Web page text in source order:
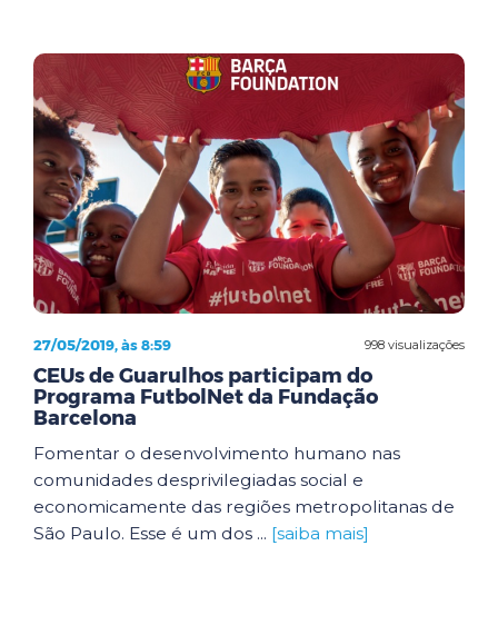
998 visualizações
27/05/2019, às 8:59
CEUs de Guarulhos participam do
Programa FutbolNet da Fundação
Barcelona
Fomentar o desenvolvimento humano nas
comunidades desprivilegiadas social e
economicamente das regiões metropolitanas de
São Paulo. Esse é um dos ... [saiba mais]